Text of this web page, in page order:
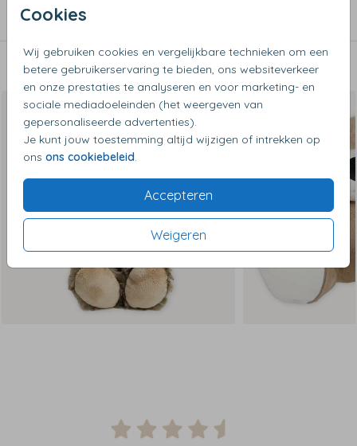
Cookies
Wij gebruiken cookies en vergelijkbare technieken om een
betere gebruikerservaring te bieden, ons websiteverkeer
en onze prestaties te analyseren en voor marketing- en
sociale mediadoeleinden (het weergeven van
gepersonaliseerde advertenties).
Je kunt jouw toestemming altijd wijzigen of intrekken op
ons ons cookiebeleid.
Accepteren
Weigeren
Geboorteberen
Dit vind je misschien ook leuk